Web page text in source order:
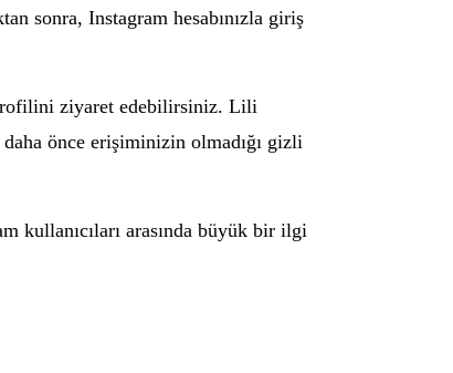
sonra, Instagram hesabınızla giriş
profilini ziyaret edebilirsiniz. Lili
önce erişiminizin olmadığı gizli
kullanıcıları arasında büyük bir ilgi